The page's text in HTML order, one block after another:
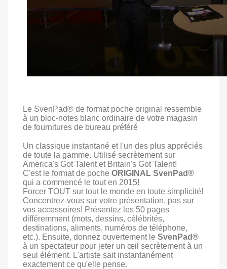
Le SvenPad® de format poche original ressemble
à un bloc-notes blanc ordinaire de votre magasin
de fournitures de bureau préféré
Un classique instantané et l'un des plus appréciés
de toute la gamme. Utilisé secrètement sur
America's Got Talent et Britain's Got Talent!
C'est le format de poche ORIGINAL SvenPad®
qui a commencé le tout en 2015!
Forcer TOUT sur tout le monde en toute simplicité!
Concentrez-vous sur votre présentation, pas sur
vos accessoires! Présentez les 50 pages
différemment (mots, dessins, célébrités,
destinations, aliments, numéros de téléphone,
etc.). Ensuite, donnez ouvertement le SvenPad®
à un spectateur pour jeter un œil secrètement à un
seul élément. L'artiste sait instantanément
exactement ce qu'elle pense.